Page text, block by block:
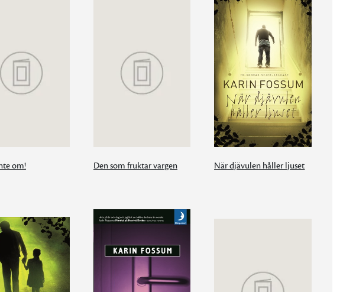
om! Den som fruktar vargen När djävulen håller ljuset